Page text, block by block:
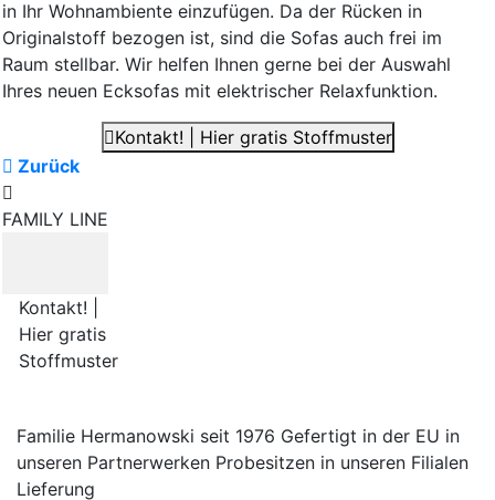
in Ihr Wohnambiente einzufügen. Da der Rücken in
Originalstoff bezogen ist, sind die Sofas auch frei im
Raum stellbar. Wir helfen Ihnen gerne bei der Auswahl
Ihres neuen Ecksofas mit elektrischer Relaxfunktion.
Kontakt! | Hier gratis Stoffmuster
Zurück
FAMILY LINE
Kontakt! |
Hier gratis
Stoffmuster
Familie Hermanowski seit 1976 Gefertigt in der EU in
unseren Partnerwerken Probesitzen in unseren Filialen
Lieferung